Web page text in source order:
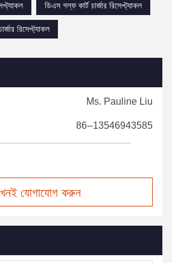
ডিএস গল্ফ কার্ট চার্জার রিসেপ্ট্যাকল
রিসেপ্ট্যাকল
Ms. Pauline Liu
86--13546943585
যোগাযোগ করুন